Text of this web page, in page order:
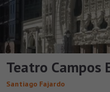
Teatro Campos
Santiago Fajardo